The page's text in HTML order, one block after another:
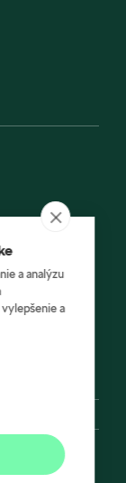
a analýzu
a